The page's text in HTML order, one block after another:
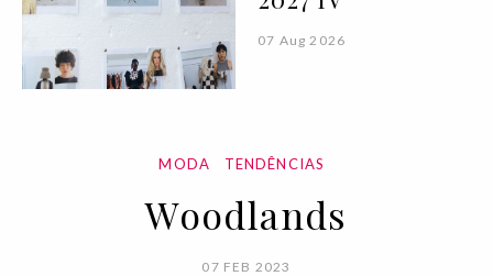
07 Aug 2026
MODA TENDÊNCIAS
Woodlands
07 FEB 2023